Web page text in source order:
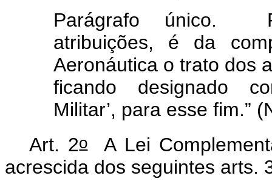
Parágrafo único.
atribuições, é da
Aeronáutica o trato dos
ficando designado
Militar’, para esse fim.”
Art. 2oA Lei
acrescida dos seguintes arts.